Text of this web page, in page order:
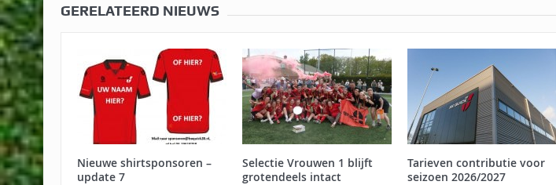
GERELATEERD NIEUWS
Nieuwe shirtsponsoren –
update 7
Selectie Vrouwen 1 blijft
grotendeels intact
Tarieven contributie voor
seizoen 2026/2027